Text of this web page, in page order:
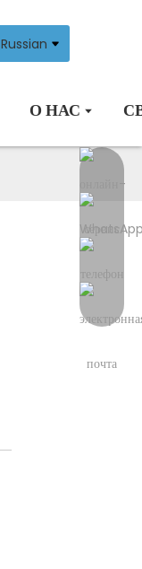
Russian
О НАС